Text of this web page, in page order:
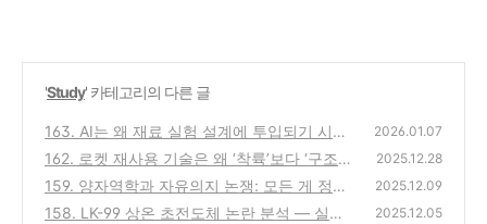
'Study' 카테고리의 다른 글
163. AI는 왜 재료 실험 설계에 투입되기 시작
했을까? — 과학 실험 방식의 변화
(0)
2026.01.07
162. 로켓 재사용 기술은 왜 ‘착륙’보다 ‘구조
피로’가 더 큰 문제일까?
(0)
2025.12.28
159. 양자역학과 자유의지 논쟁: 모든 게 정해
져 있을까, 아니면 선택은 가능한가
2025.12.09
158. LK-99 상온 초전도체 논란 분석 — 실현
2025.12.05